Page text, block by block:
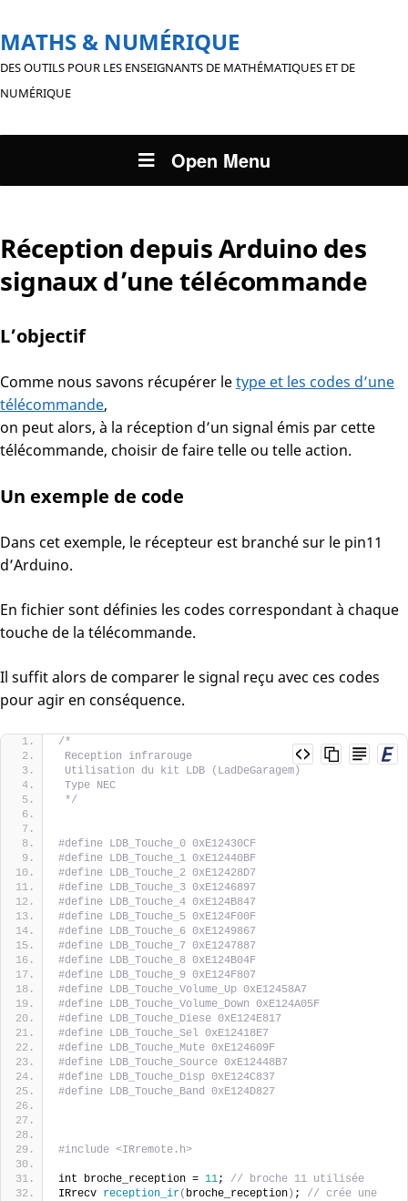
MATHS & NUMÉRIQUE
DES OUTILS POUR LES ENSEIGNANTS DE MATHÉMATIQUES ET DE
NUMÉRIQUE
Open Menu
Réception depuis Arduino des
signaux d’une télécommande
L’objectif
Comme nous savons récupérer letype et les codes d’une
télécommande,
on peut alors, à la réception d’un signal émis par cette
télécommande, choisir de faire telle ou telle action.
Un exemple de code
Dans cet exemple, le récepteur est branché sur le pin11
d’Arduino.
En fichier sont définies les codes correspondant à chaque
touche de la télécommande.
Il suffit alors de comparer le signal reçu avec ces codes
pour agir en conséquence.
/*
Reception infrarouge
Utilisation du kit LDB (LadDeGaragem)
Type NEC
*/
#define LDB_Touche_0 0xE12430CF
#define LDB_Touche_1 0xE12440BF
#define LDB_Touche_2 0xE12428D7
#define LDB_Touche_3 0xE1246897
#define LDB_Touche_4 0xE124B847
#define LDB_Touche_5 0xE124F00F
#define LDB_Touche_6 0xE1249867
#define LDB_Touche_7 0xE1247887
#define LDB_Touche_8 0xE124B04F
#define LDB_Touche_9 0xE124F807
#define LDB_Touche_Volume_Up 0xE12458A7
#define LDB_Touche_Volume_Down 0xE124A05F
#define LDB_Touche_Diese 0xE124E817
#define LDB_Touche_Sel 0xE12418E7
#define LDB_Touche_Mute 0xE124609F
#define LDB_Touche_Source 0xE12448B7
#define LDB_Touche_Disp 0xE124C837
#define LDB_Touche_Band 0xE124D827
#include <IRremote.h>
int broche_reception = 11; // broche 11 utilisée
IRrecv reception_ir( broche_reception ) ; // crée une